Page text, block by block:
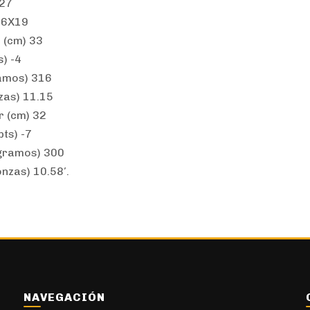
33
-4
316
11.15
(cm) 32
-7
300
10.58′.
NAVEGACIÓN